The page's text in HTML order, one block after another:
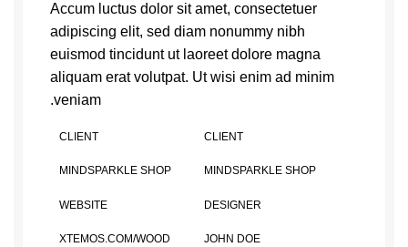
Accum luctus dolor sit amet, consectetuer
adipiscing elit, sed diam nonummy nibh
euismod tincidunt ut laoreet dolore magna
aliquam erat volutpat. Ut wisi enim ad minim
veniam.
CLIENT
MINDSPARKLE SHOP
CLIENT
MINDSPARKLE SHOP
DESIGNER
JOHN DOE
WEBSITE
XTEMOS.COM/WOOD